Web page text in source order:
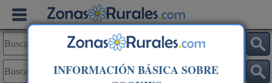
INFORMACIÓN BÁSICA SOBRE